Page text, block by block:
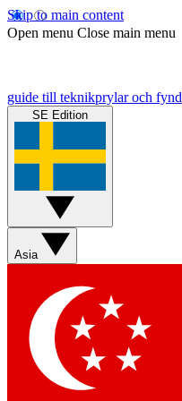
Skip to main content
Open menu Close main menu
guide till teknikprylar och fynd
SE Edition
Asia